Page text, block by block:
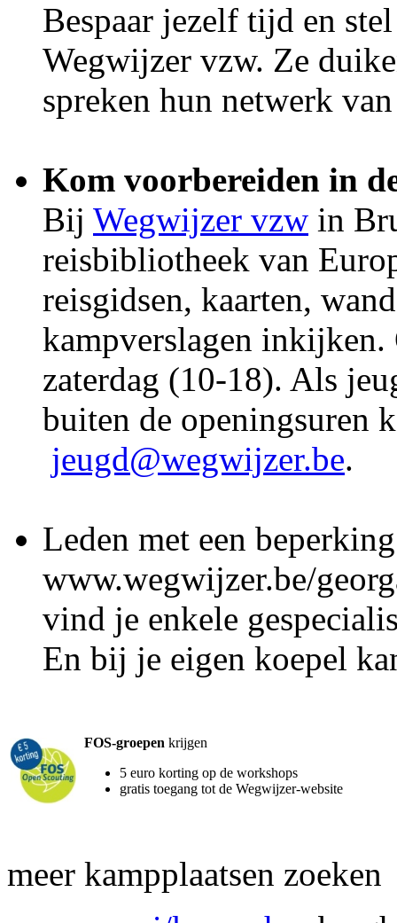
Bespaar jezelf tijd en
Wegwijzer vzw. Ze
spreken hun netwerk
Kom voorbereiden in
Bij Wegwijzer vzw in
reisbibliotheek van
reisgidsen, kaarten,
kampverslagen inkijken.
zaterdag (10-18). Als
buiten de openingsuren
jeugd@wegwijzer.be.
Leden met een
www.wegwijzer.be/
vind je enkele
En bij je eigen koepel
FOS-groepen krijgen
5 euro korting op de workshops
gratis toegang tot de Wegwijzer-website
meer kampplaatsen zoeken